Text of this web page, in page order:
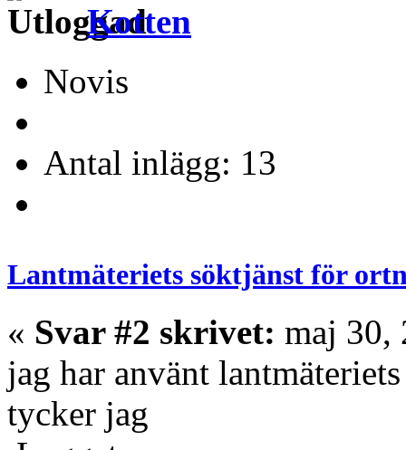
Kotten
Novis
Antal inlägg: 13
Lantmäteriets söktjänst för
« Svar #2 skrivet: maj 30,
jag har använt
tycker jag